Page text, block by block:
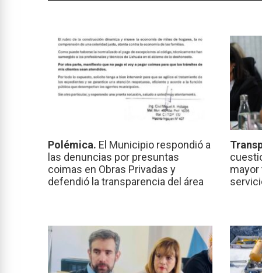
Polémica. El Municipio respondió a
las denuncias por presuntas
coimas en Obras Privadas y
defendió la transparencia del área
mayor